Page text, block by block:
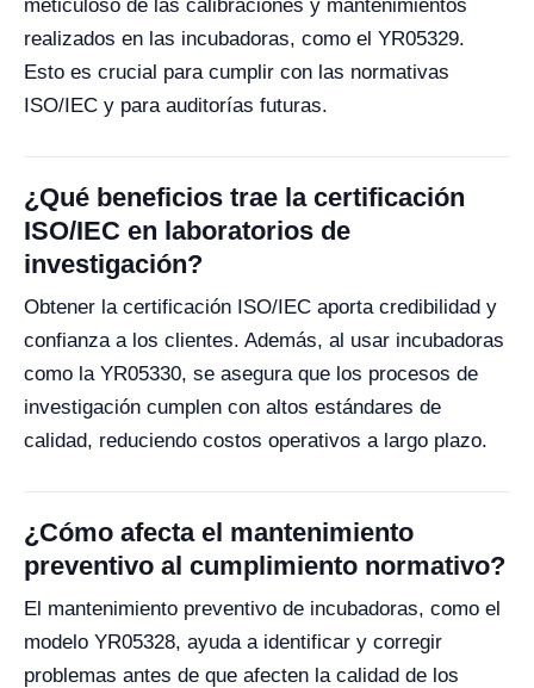
meticuloso de las calibraciones y mantenimientos
realizados en las incubadoras, como el YR05329.
Esto es crucial para cumplir con las normativas
ISO/IEC y para auditorías futuras.
¿Qué beneficios trae la certificación
ISO/IEC en laboratorios de
investigación?
Obtener la certificación ISO/IEC aporta credibilidad y
confianza a los clientes. Además, al usar incubadoras
como la YR05330, se asegura que los procesos de
investigación cumplen con altos estándares de
calidad, reduciendo costos operativos a largo plazo.
¿Cómo afecta el mantenimiento
preventivo al cumplimiento normativo?
El mantenimiento preventivo de incubadoras, como el
modelo YR05328, ayuda a identificar y corregir
problemas antes de que afecten la calidad de los